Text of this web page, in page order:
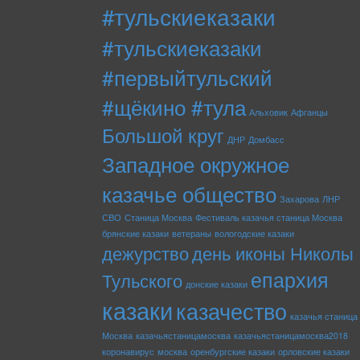
#тульскиеказаки
#тульскиеказаки
#первыйтульский
#щёкино #тула Альховик Афганцы
Большой круг ДНР Домбасс
Западное окружное
казачье общество Захарова ЛНР
СВО Станица Москва Фестиваль казачья станица Москва
брянские казаки ветераны вологодские казаки
дежурстводень иконы Николы
Тульского донские казаки епархия
казакиказачество казачья станица
Москва казачьястаницамосква казачьястаницамосква2018
коронавирус москва оренбургские казаки орловские казаки